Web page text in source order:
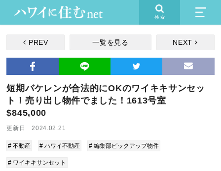
検索
PREV 一覧を見る NEXT
短期バケレンが合法的にOKのワイキキサンセッ
ト！売り出し物件でました！1613号室
$845,000
更新日 2024.02.21
# 不動産 # ハワイ不動産 # 編集部ピックアップ物件
# ワイキキサンセット